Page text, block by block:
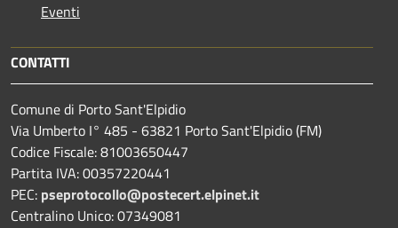
Eventi
CONTATTI
Comune di Porto Sant'Elpidio
Via Umberto I° 485 - 63821 Porto Sant'Elpidio (FM)
Codice Fiscale: 81003650447
Partita IVA: 00357220441
PEC: pseprotocollo@postecert.elpinet.it
Centralino Unico: 07349081